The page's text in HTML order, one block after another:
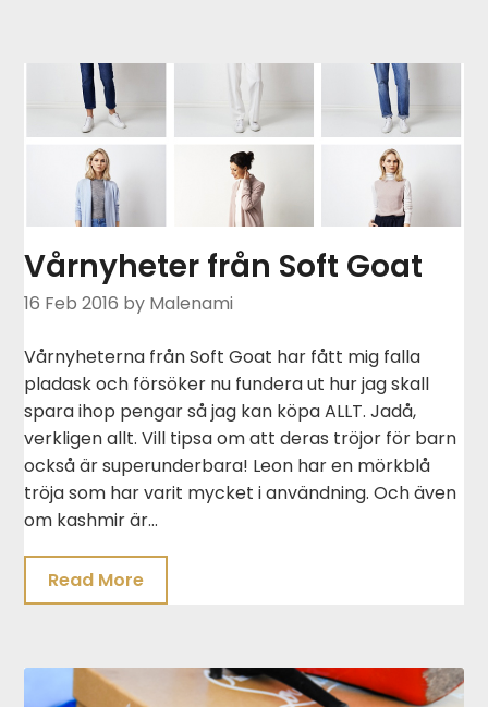
Vårnyheter från Soft Goat
16 Feb 2016 by Malenami
Vårnyheterna från Soft Goat har fått mig falla
pladask och försöker nu fundera ut hur jag skall
spara ihop pengar så jag kan köpa ALLT. Jadå,
verkligen allt. Vill tipsa om att deras tröjor för barn
också är superunderbara! Leon har en mörkblå
tröja som har varit mycket i användning. Och även
om kashmir är…
Read More